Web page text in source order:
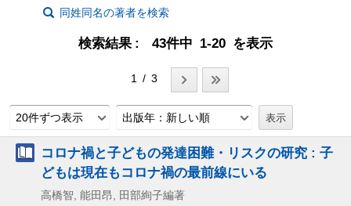
同姓同名の著者を検索
検索結果 43件中 1-20 を表示
1 / 3
20件ずつ表示 出版年：新しい順
コロナ禍と子どもの発達困難・リスクの研究 : 子
どもは現在もコロナ禍の最前線にいる
高橋智, 能田昂, 田部絢子編著